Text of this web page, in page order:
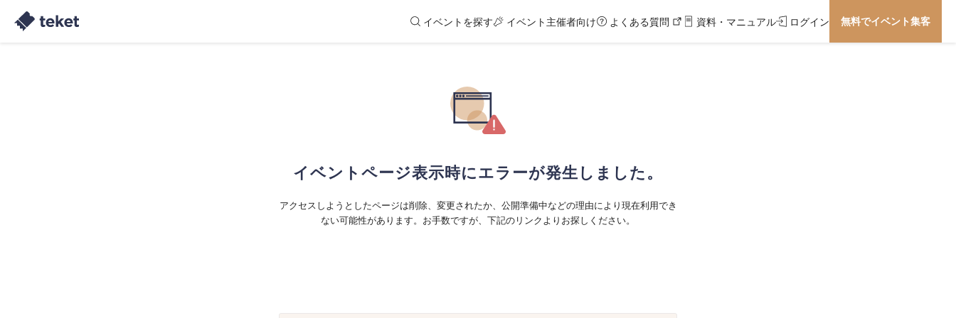
イベントを探す イベント主催者向け よくある質問 資料・マニュアル ログイン 無料でイベント集客
イベントページ表示時にエラーが発生しました。
アクセスしようとしたページは削除、変更されたか、公開準備中などの理由により現在利用でき
ない可能性があります。お手数ですが、下記のリンクよりお探しください。